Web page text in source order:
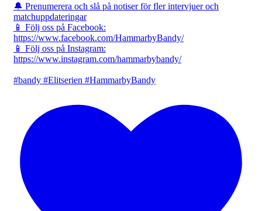
🔔 Prenumerera och slå på notiser för fler intervjuer och
matchuppdateringar
📱 Följ oss på Facebook:
https://www.facebook.com/HammarbyBandy/
📱 Följ oss på Instagram:
https://www.instagram.com/hammarbybandy/
#bandy #Elitserien #HammarbyBandy